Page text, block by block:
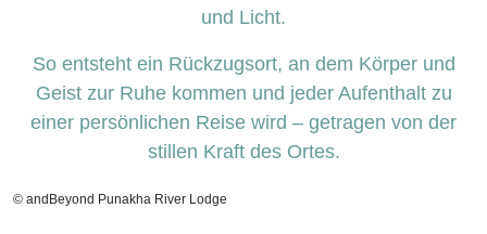
und Licht.
So entsteht ein Rückzugsort, an dem Körper und
Geist zur Ruhe kommen und jeder Aufenthalt zu
einer persönlichen Reise wird – getragen von der
stillen Kraft des Ortes.
© andBeyond Punakha River Lodge